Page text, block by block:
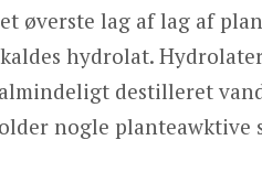
øverste lag af lag af
hydrolat.
destilleret
nogle